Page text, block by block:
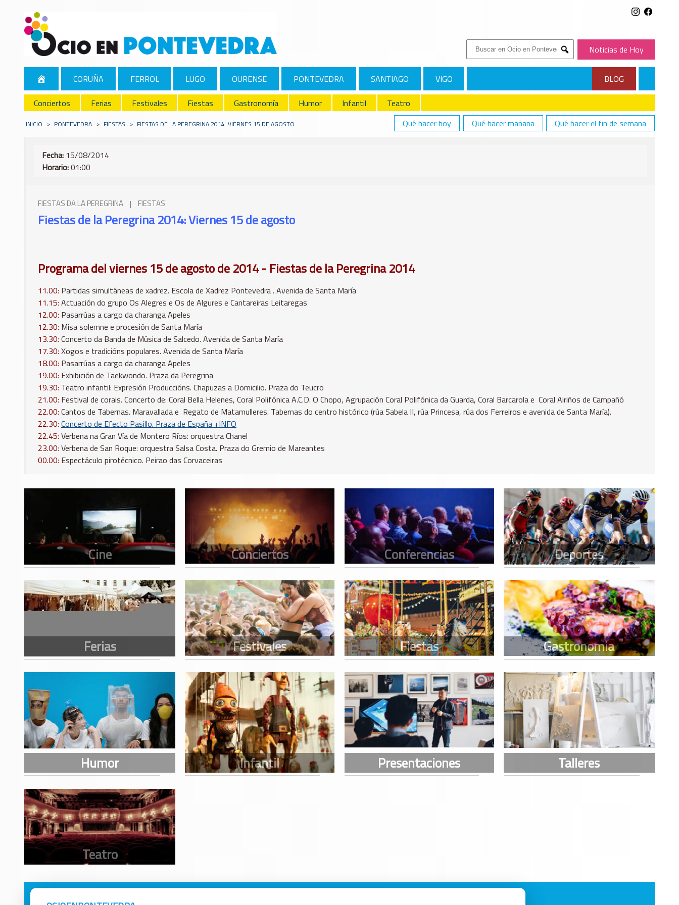
Buscar:
Submit
Noticias de Hoy
CORUÑA FERROL LUGO OURENSE PONTEVEDRA SANTIAGO VIGO
BLOG
Conciertos
Ferias Festivales Fiestas Gastronomía Humor Infantil
Teatro
Qué hacer hoy
Qué hacer mañana Qué hacer el fin de semana
INICIO > PONTEVEDRA > FIESTAS > FIESTAS DE LA PEREGRINA 2014: VIERNES 15 DE AGOSTO
Fecha: 15/08/2014
Horario:01:00
FIESTAS DA LA PEREGRINA | FIESTAS
Fiestas de la Peregrina 2014: Viernes 15 de agosto
Programa del viernes 15 de agosto de 2014 - Fiestas de la Peregrina 2014
11.00: Partidas simultáneas de xadrez. Escola de Xadrez Pontevedra . Avenida de Santa María
11.15: Actuación do grupo Os Alegres e Os de Algures e Cantareiras Leitaregas
12.00: Pasarrúas a cargo da charanga Apeles
12.30: Misa solemne e procesión de Santa María
13.30: Concerto da Banda de Música de Salcedo. Avenida de Santa María
17.30: Xogos e tradicións populares. Avenida de Santa María
18.00: Pasarrúas a cargo da charanga Apeles
19.00: Exhibición de Taekwondo. Praza da Peregrina
19.30: Teatro infantil: Expresión Produccións. Chapuzas a Domicilio. Praza do Teucro
21.00: Festival de corais. Concerto de: Coral Bella Helenes, Coral Polifónica A.C.D. O Chopo, Agrupación Coral Polifónica da Guarda, Coral Barcarola e Coral Airiños de Campañó
22.00: Cantos de Tabernas. Maravallada e Regato de Matamulleres. Tabernas do centro histórico (rúa Sabela II, rúa Princesa, rúa dos Ferreiros e avenida de Santa María).
22.30: Concerto de Efecto Pasillo. Praza de España +INFO
22.45: Verbena na Gran Vía de Montero Ríos: orquestra Chanel
23.00: Verbena de San Roque: orquestra Salsa Costa. Praza do Gremio de Mareantes
00.00: Espectáculo pirotécnico. Peirao das Corvaceiras